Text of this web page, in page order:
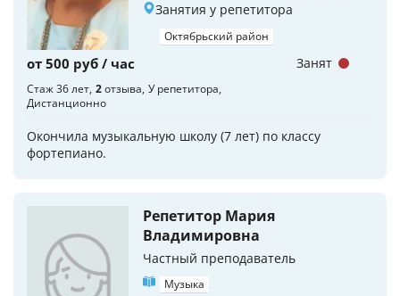
Занятия у репетитора
Октябрьский район
от 500 руб / час
Стаж 36 лет 2отзыва У репетитора
Дистанционно
Окончила музыкальную школу (7 лет) по классу
фортепиано.
Занят
Репетитор Мария
Владимировна
Частный преподаватель
Музыка